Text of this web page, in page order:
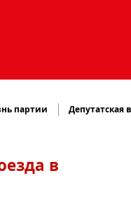
партии Депутатская
в